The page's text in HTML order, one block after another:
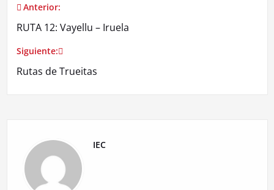
Navegación
de
entradas
Anterior:
RUTA 12: Vayellu – Iruela
Siguiente:
Rutas de Trueitas
IEC